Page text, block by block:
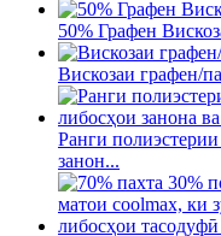
50% Графен
Вискозаи графен/
Ранги
занон...